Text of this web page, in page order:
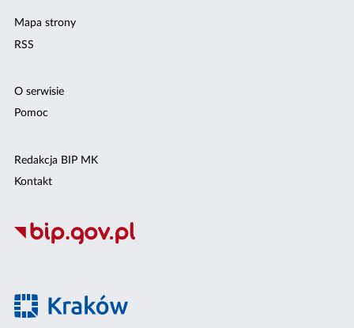
Mapa strony
RSS
O serwisie
Pomoc
Redakcja BIP MK
Kontakt